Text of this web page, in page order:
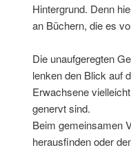
Hintergrund. Denn
an Büchern, die es
Die unaufgeregten
lenken den Blick auf
Erwachsene
genervt sind.
Beim gemeinsamen
herausfinden oder